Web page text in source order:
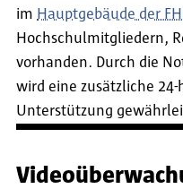
im Hauptgebäude der
Hochschulmitgliedern,
vorhanden. Durch die
wird eine zusätzliche
Unterstützung